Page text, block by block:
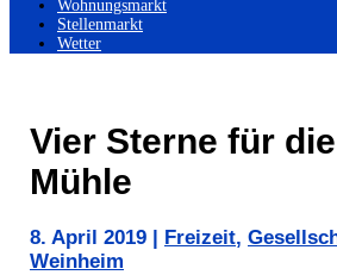
Wohnungsmarkt
Stellenmarkt
Wetter
Vier Sterne für
Mühle
8. April 2019 Freizeit,
Weinheim